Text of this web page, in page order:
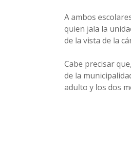
A ambos
quien jala la
de la vista de la
Cabe precisar
de la
adulto y los dos